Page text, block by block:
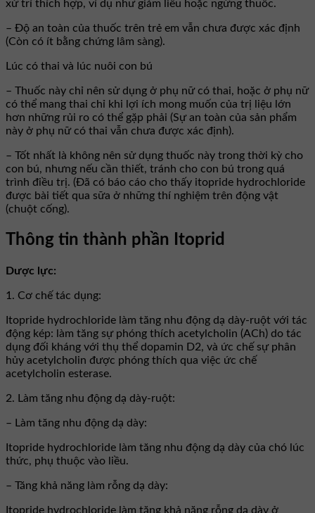
xử trí thích hợp, ví dụ như giảm liều hoặc ngừng thuốc.
– Độ an toàn của thuốc trên trẻ em vẫn chưa được xác định
(Còn có ít bằng chứng lâm sàng).
Lúc có thai và lúc nuôi con bú
– Thuốc này chỉ nên sử dụng ở phụ nữ có thai, hoặc ở phụ nữ
có thể mang thai chỉ khi lợi ích mong muốn của trị liệu lớn
hơn những rủi ro có thể gặp phải (Sự an toàn của sản phẩm
này ở phụ nữ có thai vẫn chưa được xác định).
– Tốt nhất là không nên sử dụng thuốc này trong thời kỳ cho
con bú, nhưng nếu cần thiết, tránh cho con bú trong quá
trình điều trị. (Đã có báo cáo cho thấy itopride hydrochloride
được bài tiết qua sữa ở những thí nghiệm trên động vật
(chuột cống).
Thông tin thành phần Itoprid
Dược lực:
1. Cơ chế tác dụng:
Itopride hydrochloride làm tăng nhu động dạ dày-ruột với tác
động kép: làm tăng sự phóng thích acetylcholin (ACh) do tác
dụng đối kháng với thụ thể dopamin D2, và ức chế sự phân
hủy acetylcholin được phóng thích qua việc ức chế
acetylcholin esterase.
2. Làm tăng nhu động dạ dày-ruột:
– Làm tăng nhu động dạ dày:
Itopride hydrochloride làm tăng nhu động dạ dày của chó lúc
thức, phụ thuộc vào liều.
– Tăng khả năng làm rỗng dạ dày:
Itopride hydrochloride làm tăng khả năng rỗng dạ dày ở